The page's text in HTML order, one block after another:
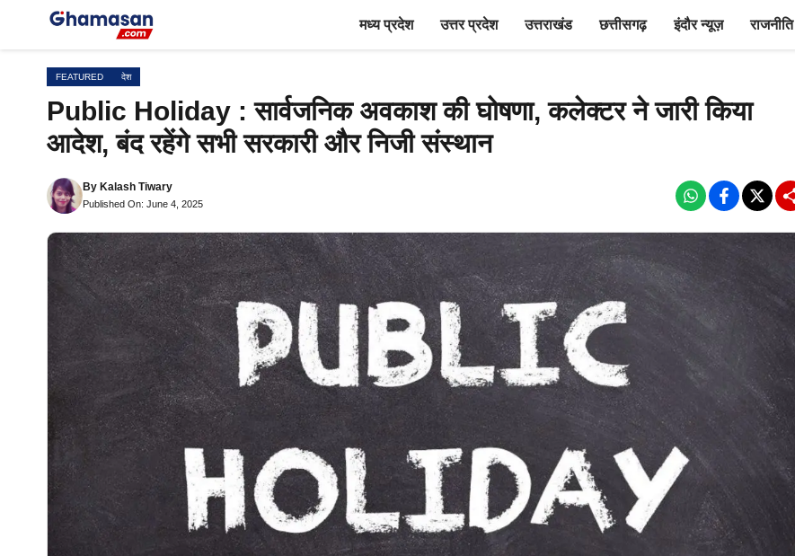
मध्य प्रदेश उत्तर प्रदेश उत्तराखंड छत्तीसगढ़ इंदौर न्यूज़ राजनीति
FEATURED देश
Public Holiday : सार्वजनिक अवकाश की घोषणा, कलेक्टर ने जारी किया
आदेश, बंद रहेंगे सभी सरकारी और निजी संस्थान
By Kalash Tiwary
Published On: June 4, 2025